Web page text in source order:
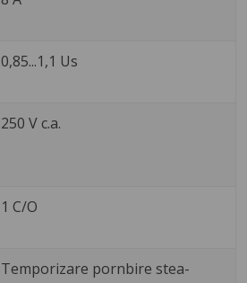
0,85...1,1 Us
250 V c.a.
1 C/O
Temporizare pornbire stea-